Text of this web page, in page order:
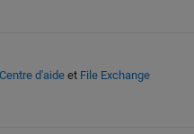
Centre d'aideet File Exchange